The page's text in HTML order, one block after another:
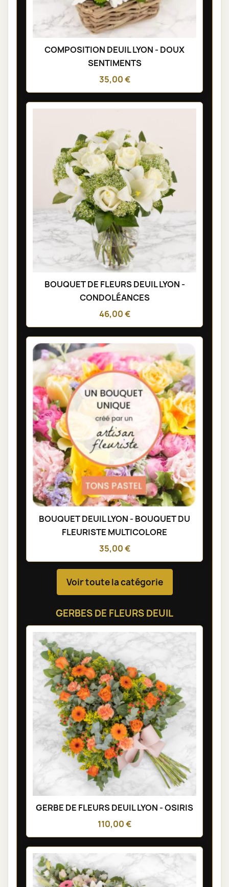
COMPOSITION DEUIL LYON - DOUX
SENTIMENTS
35,00 €
BOUQUET DE FLEURS DEUIL LYON -
CONDOLÉANCES
46,00 €
BOUQUET DEUIL LYON - BOUQUET DU
FLEURISTE MULTICOLORE
35,00 €
Voir toute la catégorie
GERBES DE FLEURS DEUIL
GERBE DE FLEURS DEUIL LYON - OSIRIS
110,00 €